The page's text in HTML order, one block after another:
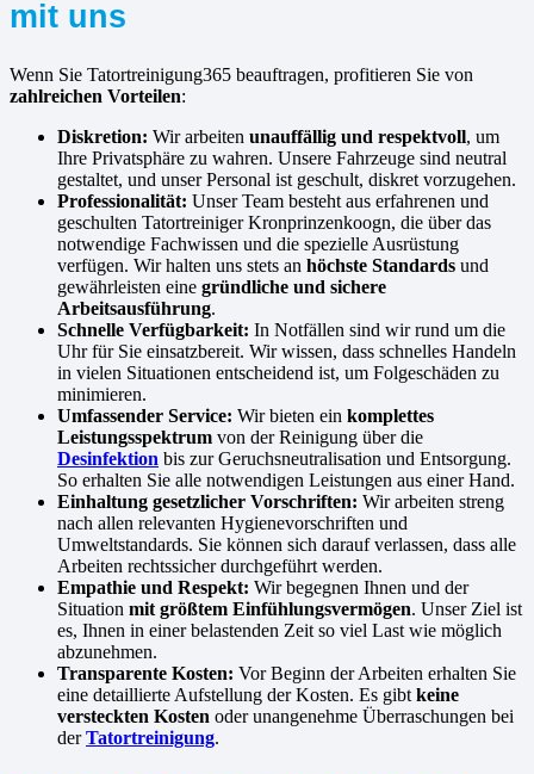
mit uns
Wenn Sie Tatortreinigung365 beauftragen, profitieren Sie von
zahlreichen Vorteilen:
Diskretion: Wir arbeiten unauffällig und respektvoll, um
Ihre Privatsphäre zu wahren. Unsere Fahrzeuge sind neutral
gestaltet, und unser Personal ist geschult, diskret vorzugehen.
Professionalität: Unser Team besteht aus erfahrenen und
geschulten Tatortreiniger Kronprinzenkoogn, die über das
notwendige Fachwissen und die spezielle Ausrüstung
verfügen. Wir halten uns stets an höchste Standards und
gewährleisten eine gründliche und sichere
Arbeitsausführung.
Schnelle Verfügbarkeit: In Notfällen sind wir rund um die
Uhr für Sie einsatzbereit. Wir wissen, dass schnelles Handeln
in vielen Situationen entscheidend ist, um Folgeschäden zu
minimieren.
Umfassender Service: Wir bieten ein komplettes
Leistungsspektrum von der Reinigung über die
Desinfektion bis zur Geruchsneutralisation und Entsorgung.
So erhalten Sie alle notwendigen Leistungen aus einer Hand.
Einhaltung gesetzlicher Vorschriften: Wir arbeiten streng
nach allen relevanten Hygienevorschriften und
Umweltstandards. Sie können sich darauf verlassen, dass alle
Arbeiten rechtssicher durchgeführt werden.
Empathie und Respekt: Wir begegnen Ihnen und der
Situation mit größtem Einfühlungsvermögen. Unser Ziel ist
es, Ihnen in einer belastenden Zeit so viel Last wie möglich
abzunehmen.
Transparente Kosten: Vor Beginn der Arbeiten erhalten Sie
eine detaillierte Aufstellung der Kosten. Es gibt keine
versteckten Kosten oder unangenehme Überraschungen bei
derTatortreinigung.